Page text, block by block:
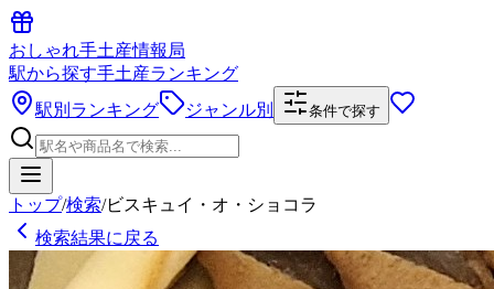
おしゃれ手土産情報局
駅から探す手土産ランキング
駅別ランキング
ジャンル別 条件で探す
トップ/検索/ビスキュイ・オ・ショコラ
検索結果に戻る